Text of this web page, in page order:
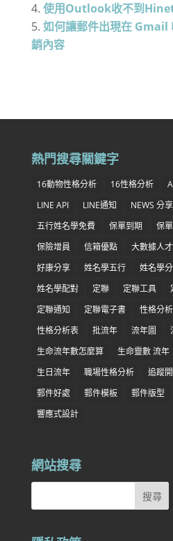
使用Outlook收不到
如何讓郵件出現在 Gmail
銷內容
熱門搜尋關鍵字
16動物性格分析 16性格分析
LINE API
LINE通知 NEWS 分享
五行姓名學免費
保單到期 保
保險增員
信箱優點 大數據人才
好康分享
姓名學五行 姓名學
姓名學配對
定聯 定聯工具
定聯通知
定聯電子書 性格分
性格分析表
批流年 流年圖
生命流年數怎麼算
生命靈數 流年
生日流年
職場性格分析 追蹤
郵件好處
郵件模板 郵件版型
響應式設計
網站搜尋